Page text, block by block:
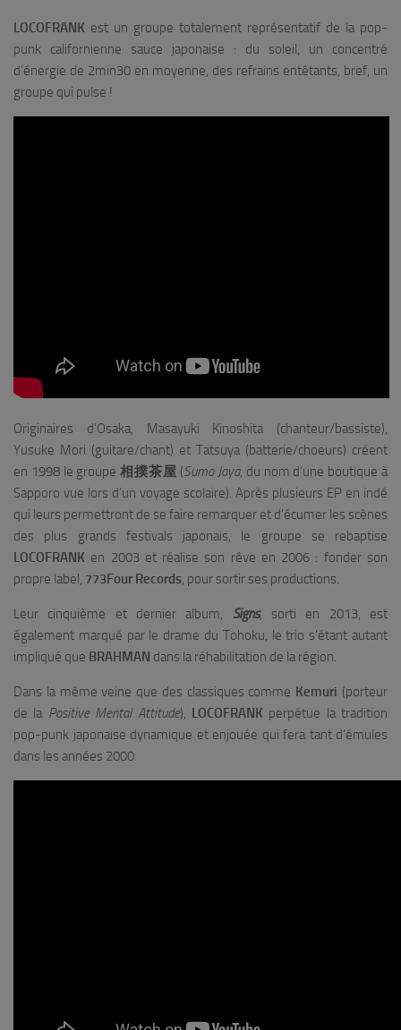
LOCOFRANK est un groupe totalement représentatif de la pop-
punk californienne sauce japonaise : du soleil, un concentré
d’énergie de 2min30 en moyenne, des refrains entêtants, bref, un
groupe qui pulse !
Originaires d’Osaka, Masayuki Kinoshita (chanteur/bassiste),
Yusuke Mori (guitare/chant) et Tatsuya (batterie/choeurs) créent
en 1998 le groupe相撲茶屋 (Sumo Jaya, du nom d’une boutique à
Sapporo vue lors d’un voyage scolaire). Après plusieurs EP en indé
qui leurs permettront de se faire remarquer et d’écumer les scènes
des plus grands festivals japonais, le groupe se rebaptise
LOCOFRANK en 2003 et réalise son rêve en 2006 : fonder son
propre label, 773Four Records, pour sortir ses productions.
Leur cinquième et dernier album, Signs, sorti en 2013, est
également marqué par le drame du Tohoku, le trio s’étant autant
impliqué que BRAHMAN dans la réhabilitation de la région.
Dans la même veine que des classiques comme Kemuri (porteur
de la Positive Mental Attitude), LOCOFRANK perpétue la tradition
pop-punk japonaise dynamique et enjouée qui fera tant d’émules
dans les années 2000.